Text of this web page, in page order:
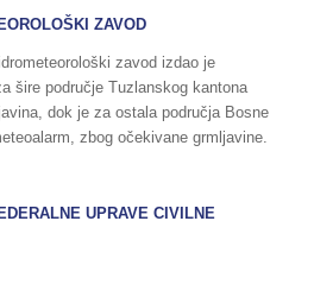
ZAVOD
zavod izdao je
šire područje Tuzlanskog kantona
dok je za ostala područja Bosne
zbog očekivane grmljavine.
UPRAVE CIVILNE